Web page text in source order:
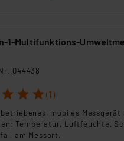
1-Multifunktions-
044438
3 4 5 (1)
mobiles Messgerät
Temperatur, Luftfeuchte,
am Messort.